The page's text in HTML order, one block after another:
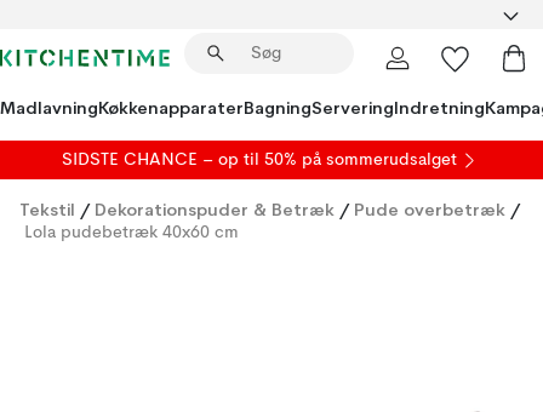
MadlavningKøkkenapparaterBagningServeringIndretning
SIDSTE CHANCE – op til 50% på sommerudsalget
Tekstil / Dekorationspuder & Betræk / Pude overbetræk /
Lola pudebetræk 40x60 cm